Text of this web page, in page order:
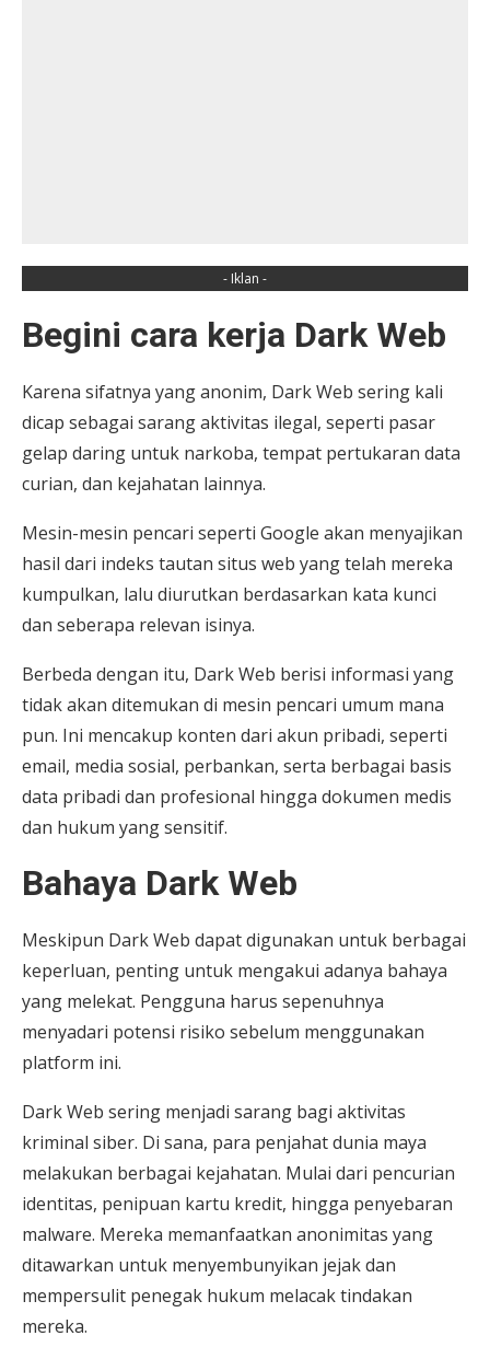
- Iklan -
Begini cara kerja Dark Web
Karena sifatnya yang anonim, Dark Web sering kali
dicap sebagai sarang aktivitas ilegal, seperti pasar
gelap daring untuk narkoba, tempat pertukaran data
curian, dan kejahatan lainnya.
Mesin-mesin pencari seperti Google akan menyajikan
hasil dari indeks tautan situs web yang telah mereka
kumpulkan, lalu diurutkan berdasarkan kata kunci
dan seberapa relevan isinya.
Berbeda dengan itu, Dark Web berisi informasi yang
tidak akan ditemukan di mesin pencari umum mana
pun. Ini mencakup konten dari akun pribadi, seperti
email, media sosial, perbankan, serta berbagai basis
data pribadi dan profesional hingga dokumen medis
dan hukum yang sensitif.
Bahaya Dark Web
Meskipun Dark Web dapat digunakan untuk berbagai
keperluan, penting untuk mengakui adanya bahaya
yang melekat. Pengguna harus sepenuhnya
menyadari potensi risiko sebelum menggunakan
platform ini.
Dark Web sering menjadi sarang bagi aktivitas
kriminal siber. Di sana, para penjahat dunia maya
melakukan berbagai kejahatan. Mulai dari pencurian
identitas, penipuan kartu kredit, hingga penyebaran
malware. Mereka memanfaatkan anonimitas yang
ditawarkan untuk menyembunyikan jejak dan
mempersulit penegak hukum melacak tindakan
mereka.